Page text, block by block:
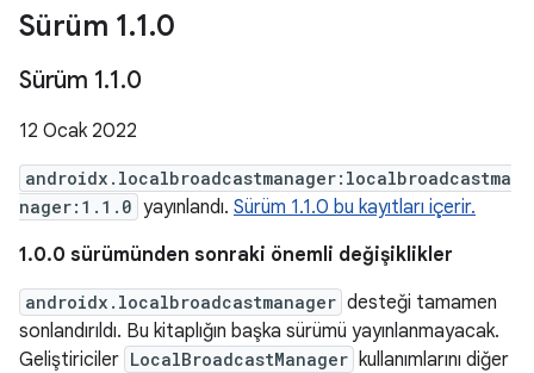
Sürüm 1.1.0
Sürüm 1.1.0
12 Ocak 2022
androidx.localbroadcastmanager:localbroadcastma
nager:1.1.0 yayınlandı. Sürüm 1.1.0 bu kayıtları içerir.
1.0.0 sürümünden sonraki önemli değişiklikler
androidx.localbroadcastmanager desteği tamamen
sonlandırıldı. Bu kitaplığın başka sürümü yayınlanmayacak.
Geliştiriciler LocalBroadcastManager kullanımlarını diğer